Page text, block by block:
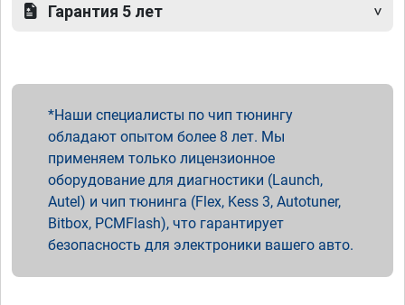
Гарантия 5 лет
Наши специалисты по чип тюнингу
обладают опытом более 8 лет. Мы
применяем только лицензионное
оборудование для диагностики (Launch,
Autel) и чип тюнинга (Flex, Kess 3, Autotuner,
Bitbox, PCMFlash), что гарантирует
безопасность для электроники вашего авто.